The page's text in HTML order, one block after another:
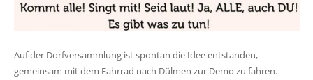
Auf der Dorfversammlung ist spontan die Idee entstanden,
gemeinsam mit dem Fahrrad nach Dülmen zur Demo zu fahren.